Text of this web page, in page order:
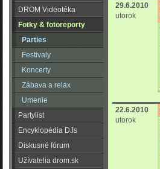
DROM Videotéka
Fotky & fotoreporty
Parties
Festivaly
Koncerty
Zábava a relax
Umenie
Partylist
Encyklopédia DJs
Diskusné fórum
Užívatelia drom.sk
29.6.2010
utorok
22.6.2010
utorok